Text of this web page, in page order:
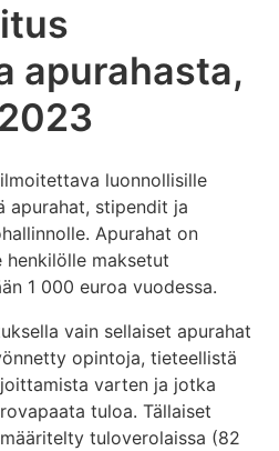
apurahasta,
luonnollisille
apurahat, stipendit ja
Apurahat on
maksetut
1 000 euroa vuodessa.
vain sellaiset apurahat
opintoja, tieteellistä
varten ja jotka
tuloa. Tällaiset
tuloverolaissa (82